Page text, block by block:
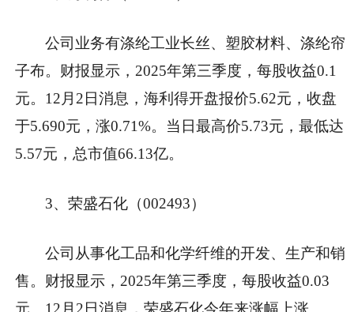
公司业务有涤纶工业长丝、塑胶材料、涤纶帘
子布。财报显示，2025年第三季度，每股收益0.1
元。12月2日消息，海利得开盘报价5.62元，收盘
于5.690元，涨0.71%。当日最高价5.73元，最低达
5.57元，总市值66.13亿。
3、荣盛石化（002493）
公司从事化工品和化学纤维的开发、生产和销
售。财报显示，2025年第三季度，每股收益0.03
元。12月2日消息，荣盛石化今年来涨幅上涨